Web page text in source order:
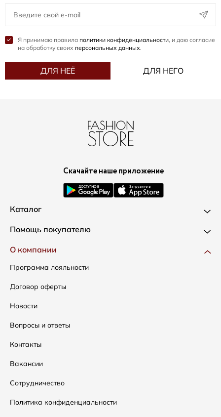
Я принимаю правила политики конфиденциальности, и даю согласие
на обработку своих персональных данных.
ДЛЯ НЕЁ ДЛЯ НЕГО
Скачайте наше приложение
Каталог
Новинки
Одежда
Сумки
Аксессуары
Распродажа
Подарочные сертификаты
Помощь покупателю
Доставка и оплата
Как оформить заказ
Условия возвратов
Таблица размеров
Уход за одеждой
О компании
Программа лояльности
Договор оферты
Новости
Вопросы и ответы
Контакты
Вакансии
Сотрудничество
Политика конфиденциальности